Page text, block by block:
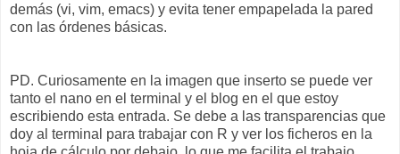
demás (vi, vim, emacs) y evita tener empapelada la pared
con las órdenes básicas.
PD. Curiosamente en la imagen que inserto se puede ver
tanto el nano en el terminal y el blog en el que estoy
escribiendo esta entrada. Se debe a las transparencias que
doy al terminal para trabajar con R y ver los ficheros en la